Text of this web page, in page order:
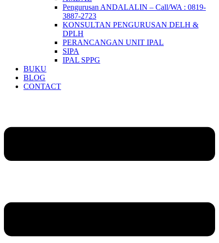
Pengurusan ANDALALIN – Call/WA : 0819-
3887-2723
KONSULTAN PENGURUSAN DELH &
DPLH​
PERANCANGAN UNIT IPAL
SIPA
IPAL SPPG
BUKU
BLOG
CONTACT